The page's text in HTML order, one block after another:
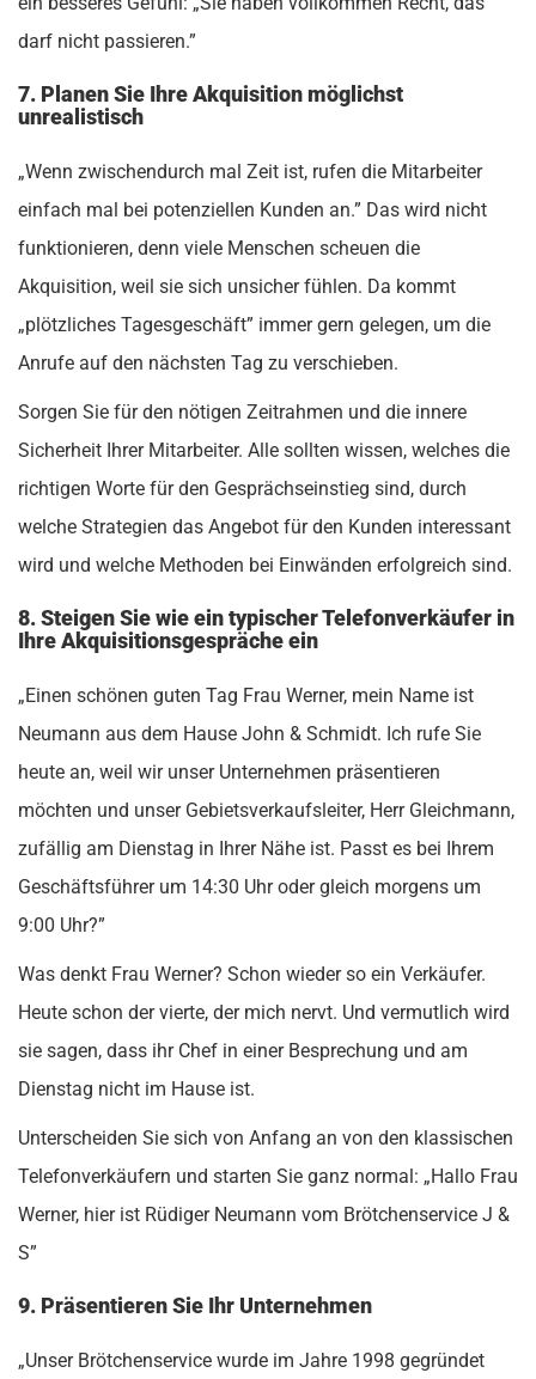
darf nicht passieren.”
7. Planen Sie Ihre Akquisition möglichst
unrealistisch
„Wenn zwischendurch mal Zeit ist, rufen die Mitarbeiter
einfach mal bei potenziellen Kunden an.” Das wird nicht
funktionieren, denn viele Menschen scheuen die
Akquisition, weil sie sich unsicher fühlen. Da kommt
„plötzliches Tagesgeschäft” immer gern gelegen, um die
Anrufe auf den nächsten Tag zu verschieben.
Sorgen Sie für den nötigen Zeitrahmen und die innere
Sicherheit Ihrer Mitarbeiter. Alle sollten wissen, welches die
richtigen Worte für den Gesprächseinstieg sind, durch
welche Strategien das Angebot für den Kunden interessant
wird und welche Methoden bei Einwänden erfolgreich sind.
8. Steigen Sie wie ein typischer Telefonverkäufer in
Ihre Akquisitionsgespräche ein
„Einen schönen guten Tag Frau Werner, mein Name ist
Neumann aus dem Hause John & Schmidt. Ich rufe Sie
heute an, weil wir unser Unternehmen präsentieren
möchten und unser Gebietsverkaufsleiter, Herr Gleichmann,
zufällig am Dienstag in Ihrer Nähe ist. Passt es bei Ihrem
Geschäftsführer um 14:30 Uhr oder gleich morgens um
9:00 Uhr?”
Was denkt Frau Werner? Schon wieder so ein Verkäufer.
Heute schon der vierte, der mich nervt. Und vermutlich wird
sie sagen, dass ihr Chef in einer Besprechung und am
Dienstag nicht im Hause ist.
Unterscheiden Sie sich von Anfang an von den klassischen
Telefonverkäufern und starten Sie ganz normal: „Hallo Frau
Werner, hier ist Rüdiger Neumann vom Brötchenservice J &
S”
9. Präsentieren Sie Ihr Unternehmen
„Unser Brötchenservice wurde im Jahre 1998 gegründet